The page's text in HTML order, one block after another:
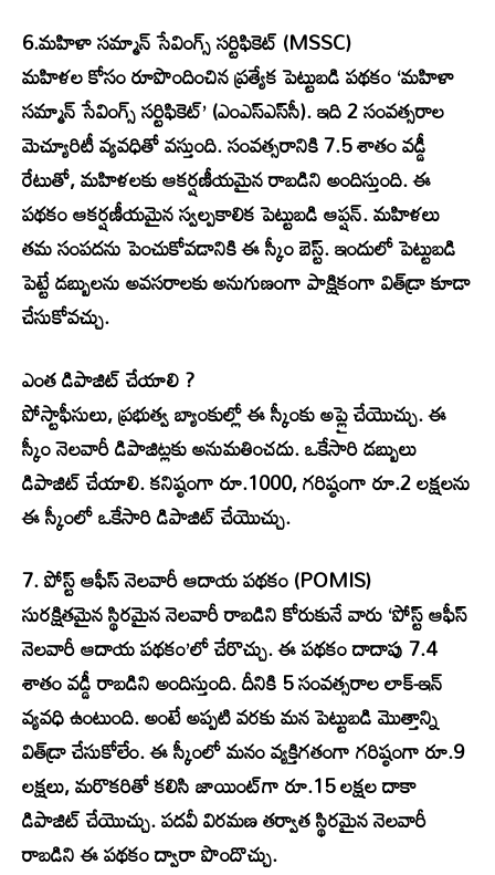
6.మహిళా సమ్మాన్ సేవింగ్స్ సర్టిఫికెట్ (MSSC)
మహిళల కోసం రూపొందించిన ప్రత్యేక పెట్టుబడి పథకం ‘మహిళా
సమ్మాన్ సేవింగ్స్ సర్టిఫికెట్’ (ఎంఎస్ఎస్‌సీ). ఇది 2 సంవత్సరాల
మెచ్యూరిటీ వ్యవధితో వస్తుంది. సంవత్సరానికి 7.5 శాతం వడ్డీ
రేటుతో, మహిళలకు ఆకర్షణీయమైన రాబడిని అందిస్తుంది. ఈ
పథకం ఆకర్షణీయమైన స్వల్పకాలిక పెట్టుబడి ఆప్షన్. మహిళలు
తమ సంపదను పెంచుకోవడానికి ఈ స్కీం బెస్ట్. ఇందులో పెట్టుబడి
పెట్టే డబ్బులను అవసరాలకు అనుగుణంగా పాక్షికంగా విత్‌డ్రా కూడా
చేసుకోవచ్చు.
ఎంత డిపాజిట్ చేయాలి ?
పోస్టాఫీసులు, ప్రభుత్వ బ్యాంకుల్లో ఈ స్కీంకు అప్లై చేయొచ్చు. ఈ
స్కీం నెలవారీ డిపాజిట్లకు అనుమతించదు. ఒకేసారి డబ్బులు
డిపాజిట్ చేయాలి. కనిష్ఠంగా రూ.1000, గరిష్ఠంగా రూ.2 లక్షలను
ఈ స్కీంలో ఒకేసారి డిపాజిట్ చేయొచ్చు.
7. పోస్ట్ ఆఫీస్ నెలవారీ ఆదాయ పథకం (POMIS)
సురక్షితమైన స్థిరమైన నెలవారీ రాబడిని కోరుకునే వారు ‘పోస్ట్ ఆఫీస్
నెలవారీ ఆదాయ పథకం’లో చేరొచ్చు. ఈ పథకం దాదాపు 7.4
శాతం వడ్డీ రాబడిని అందిస్తుంది. దీనికి 5 సంవత్సరాల లాక్-ఇన్
వ్యవధి ఉంటుంది. అంటే అప్పటి వరకు మన పెట్టుబడి మొత్తాన్ని
విత్‌డ్రా చేసుకోలేం. ఈ స్కీంలో మనం వ్యక్తిగతంగా గరిష్ఠంగా రూ.9
లక్షలు, మరొకరితో కలిసి జాయింట్‌గా రూ.15 లక్షల దాకా
డిపాజిట్ చేయొచ్చు. పదవీ విరమణ తర్వాత స్థిరమైన నెలవారీ
రాబడిని ఈ పథకం ద్వారా పొందొచ్చు.